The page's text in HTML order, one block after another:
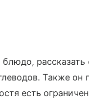
рассказать
Также он
есть